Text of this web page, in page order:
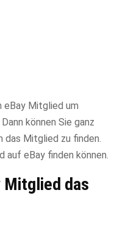
eBay Mitglied um
können Sie ganz
das Mitglied zu finden.
auf eBay finden können.
Mitglied das